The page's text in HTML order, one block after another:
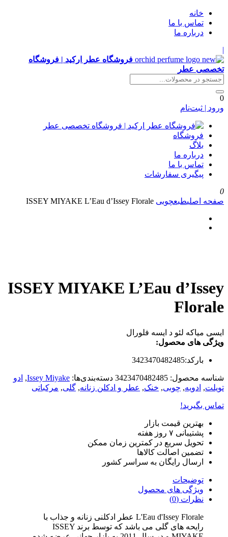
خانه
تماس با ما
درباره ما
|
فروشگاه عطر ارکید | فروشگاه
تخصصی عطر
0
ورود | ثبت‌نام
فروشگاه
بلاگ
درباره ما
تماس با ما
پیگیری سفارشات
0
صفحه اصلیطبعچوبی
ISSEY MIYAKE L’Eau d’Issey
Florale
ایسی میاکه لئو د ایسه فلورال
ویژگی های محصول:
بارکد:3423470482485
شناسه محصول: 3423470482485 دسته‌بندی‌ها: Issey Miyake
, ادو
تویلت, ادویه, چوبی, خنک, عطر و ادکلن زنانه, گلی, مرکباتی
تماس بگیرید!
بهترین قیمت بازار
پشتیبانی ۷ روز هفته
تحویل سریع در کمترین زمان ممکن
تضمین اصالت کالاها
ارسال رایگان به سراسر کشور
توضیحات
ویژگی های محصول
نظرات (0)
L'Eau d'Issey Florale عطر ادکلنی زنانه و جذاب با
رایحه های گلی می باشد که توسط برند ISSEY